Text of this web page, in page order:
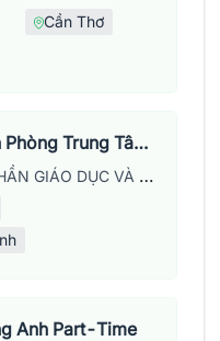
Cần Thơ
Nhân Viên Văn Phòng Trung Tâm Anh Ngữ
CÔNG TY CỔ PHẦN GIÁO DỤC VÀ NĂNG LƯỢNG ĐÔNG ĐÔ
Anh Part-Time